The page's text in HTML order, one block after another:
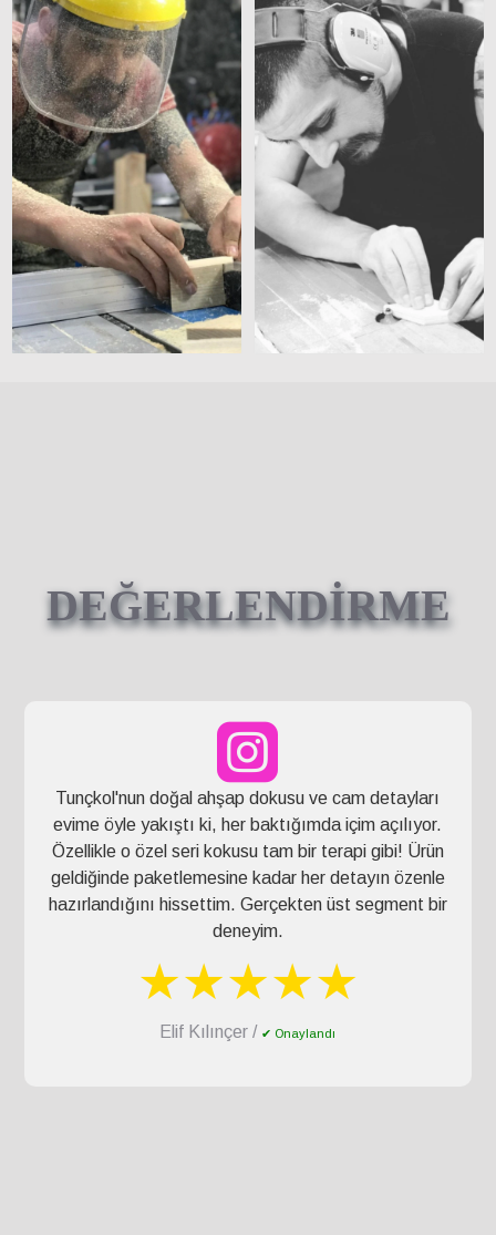
DEĞERLENDİRME
Tunçkol'nun doğal ahşap dokusu ve cam detayları
evime öyle yakıştı ki, her baktığımda içim açılıyor.
Özellikle o özel seri kokusu tam bir terapi gibi! Ürün
geldiğinde paketlemesine kadar her detayın özenle
hazırlandığını hissettim. Gerçekten üst segment bir
deneyim.
★★★★★
Elif Kılınçer / ✔ Onaylandı